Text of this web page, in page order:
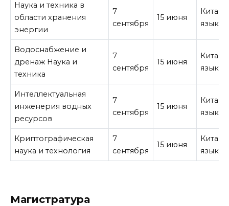
Наука и техника в
области хранения
энергии
7
сентября
15 июня
язык
Водоснабжение и
дренаж Наука и
техника
7
сентября
15 июня
язык
Интеллектуальная
инженерия водных
ресурсов
7
сентября
15 июня
язык
Криптографическая
наука и технология
7
сентября
15 июня
язык
Магистратура